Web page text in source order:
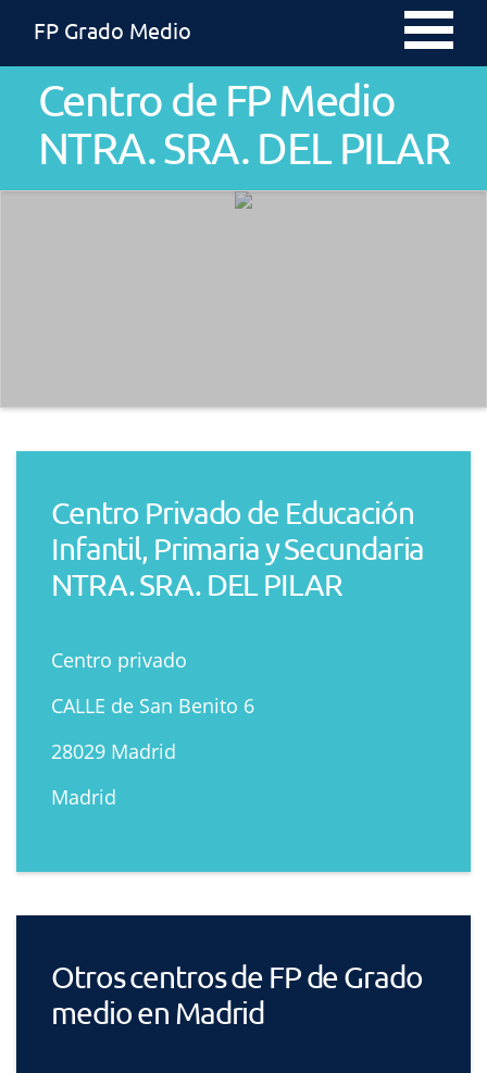
FP Grado Medio
Centro de FP Medio
NTRA. SRA. DEL PILAR
Centro Privado de Educación
Infantil, Primaria y Secundaria
NTRA. SRA. DEL PILAR
Centro privado
CALLE de San Benito 6
28029 Madrid
Madrid
Otros centros de FP de Grado
medio en Madrid